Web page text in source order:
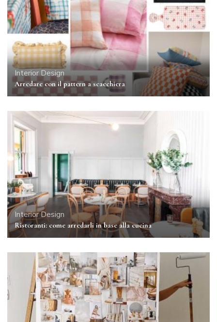
Interior Design
Arredare con il pattern a scacchiera
Interior Design
Ristoranti: come arredarli in base alla cucina